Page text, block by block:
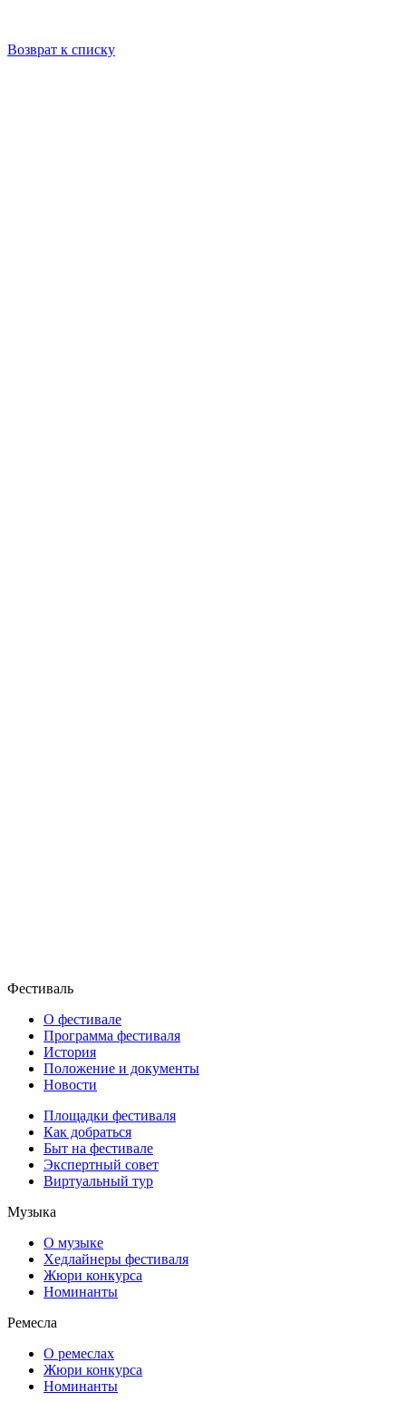
Возврат к списку
Фестиваль
О фестивале
Программа фестиваля
История
Положение и документы
Новости
Площадки фестиваля
Как добраться
Быт на фестивале
Экспертный совет
Виртуальный тур
Музыка
О музыке
Хедлайнеры фестиваля
Жюри конкурса
Номинанты
Ремесла
О ремеслах
Жюри конкурса
Номинанты